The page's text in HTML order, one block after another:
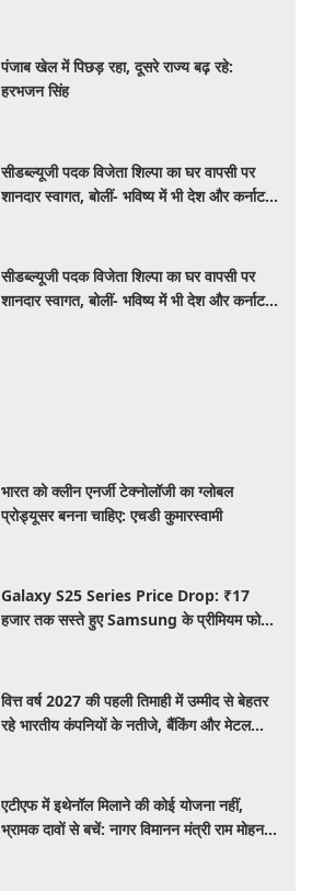
पंजाब खेल में पिछड़ रहा, दूसरे राज्य बढ़ रहे:
हरभजन सिंह
सीडब्ल्यूजी पदक विजेता शिल्पा का घर वापसी पर
शानदार स्वागत, बोलीं- भविष्य में भी देश और कर्नाटक
सीडब्ल्यूजी पदक विजेता शिल्पा का घर वापसी पर
शानदार स्वागत, बोलीं- भविष्य में भी देश और कर्नाटक
भारत को क्लीन एनर्जी टेक्नोलॉजी का ग्लोबल
प्रोड्यूसर बनना चाहिए: एचडी कुमारस्वामी
Galaxy S25 Series Price Drop: ₹17
हजार तक सस्ते हुए Samsung के प्रीमियम फोन,
वित्त वर्ष 2027 की पहली तिमाही में उम्मीद से बेहतर
रहे भारतीय कंपनियों के नतीजे, बैंकिंग और मेटल
एटीएफ में इथेनॉल मिलाने की कोई योजना नहीं,
भ्रामक दावों से बचें: नागर विमानन मंत्री राम मोहन